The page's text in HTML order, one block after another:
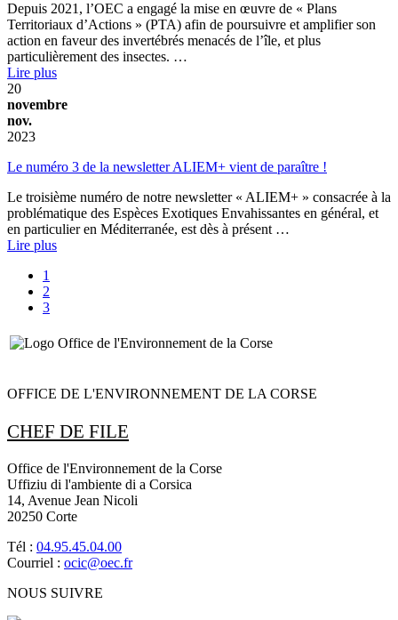
Depuis 2021, l’OEC a engagé la mise en œuvre de « Plans
Territoriaux d’Actions » (PTA) afin de poursuivre et amplifier son
action en faveur des invertébrés menacés de l’île, et plus
particulièrement des insectes. …
Lire plus
20
novembre
nov.
2023
Le numéro 3 de la newsletter ALIEM+ vient de paraître !
Le troisième numéro de notre newsletter « ALIEM+ » consacrée à la
problématique des Espèces Exotiques Envahissantes en général, et
en particulier en Méditerranée, est dès à présent …
Lire plus
1
2
3
OFFICE DE L'ENVIRONNEMENT DE LA CORSE
CHEF DE FILE
Office de l'Environnement de la Corse
Uffiziu di l'ambiente di a Corsica
14, Avenue Jean Nicoli
20250 Corte
Tél : 04.95.45.04.00
Courriel : ocic@oec.fr
NOUS SUIVRE